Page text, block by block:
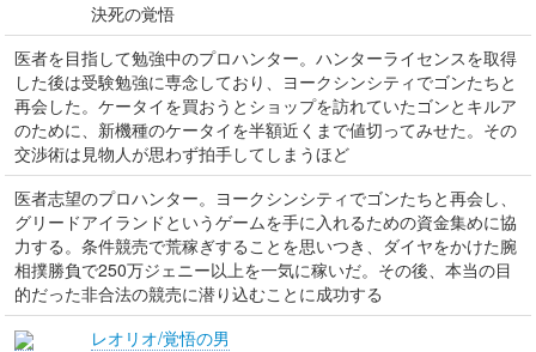
決死の覚悟
医者を目指して勉強中のプロハンター。ハンターライセンスを取得
した後は受験勉強に専念しており、ヨークシンシティでゴンたちと
再会した。ケータイを買おうとショップを訪れていたゴンとキルア
のために、新機種のケータイを半額近くまで値切ってみせた。その
交渉術は見物人が思わず拍手してしまうほど
医者志望のプロハンター。ヨークシンシティでゴンたちと再会し、
グリードアイランドというゲームを手に入れるための資金集めに協
力する。条件競売で荒稼ぎすることを思いつき、ダイヤをかけた腕
相撲勝負で250万ジェニー以上を一気に稼いだ。その後、本当の目
的だった非合法の競売に潜り込むことに成功する
レオリオ/覚悟の男